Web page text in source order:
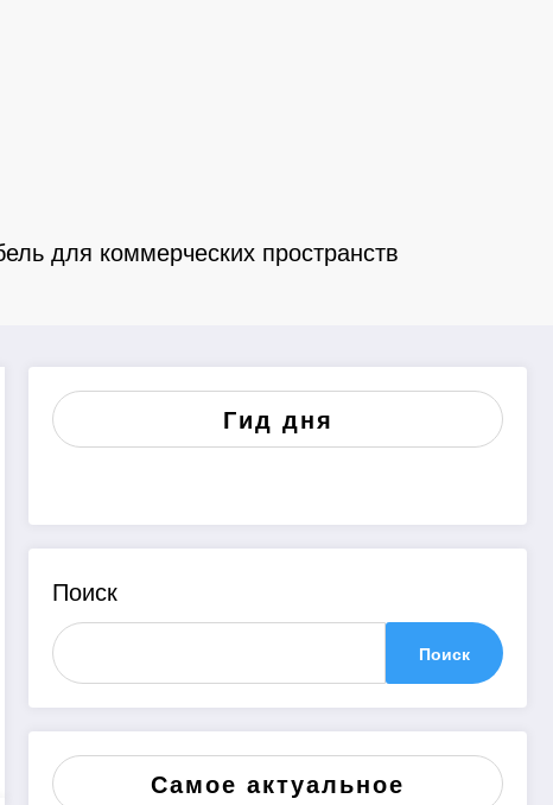
для коммерческих пространств
Гид дня
Поиск
Поиск
Самое актуальное